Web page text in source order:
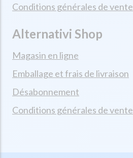
Conditions générales de vente
Alternativi Shop
Magasin en ligne
Emballage et frais de livraison
Désabonnement
Conditions générales de vente